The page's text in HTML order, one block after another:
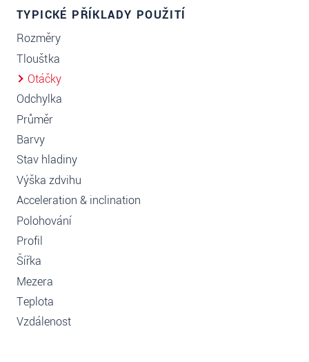
TYPICKÉ PŘÍKLADY POUŽITÍ
Rozměry
Tloušťka
Otáčky
Odchylka
Průměr
Barvy
Stav hladiny
Výška zdvihu
Acceleration & inclination
Polohování
Profil
Šířka
Mezera
Teplota
Vzdálenost